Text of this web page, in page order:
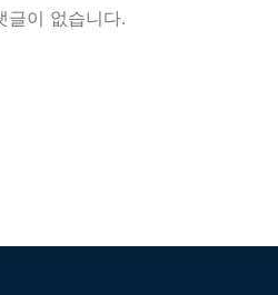
글이 없습니다.